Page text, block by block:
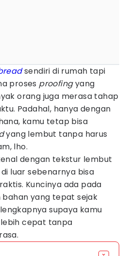
sendiri di rumah tapi
proses proofingyang
orang juga merasa tahap
Padahal, hanya dengan
kamu tetap bisa
yang lembut tanpa harus
lho.
dengan tekstur lembut
luar sebenarnya bisa
Kuncinya ada pada
yang tepat sejak
supaya kamu
cepat tanpa